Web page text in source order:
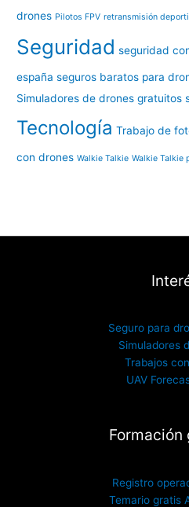
drones Pilotos FPV retransmisión
Seguridad seguridad
españa seguros baratos para
Simuladores de drones gratuitos
Tecnología Trabajo de
con drones Walkie Talkie Walkie Talkie
Seguro para
Simuladores
Trabajos
UAV
Formación
Registro
Temario gratis